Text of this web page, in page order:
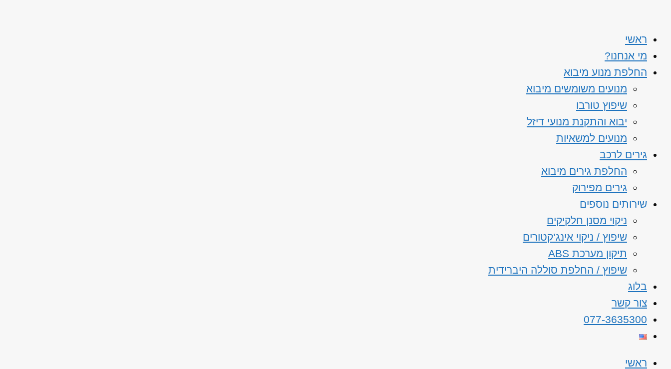
ראשי
מי אנחנו?
החלפת מנוע מיבוא
מנועים משומשים מיבוא
שיפוץ טורבו
יבוא והתקנת מנועי דיזל
מנועים למשאיות
גירים לרכב
החלפת גירים מיבוא
גירים מפירוק
שירותים נוספים
ניקוי מסנן חלקיקים
שיפוץ / ניקוי אינג’קטורים
תיקון מערכת ABS
שיפוץ / החלפת סוללה היברידית
בלוג
צור קשר
077-3635300
ראשי